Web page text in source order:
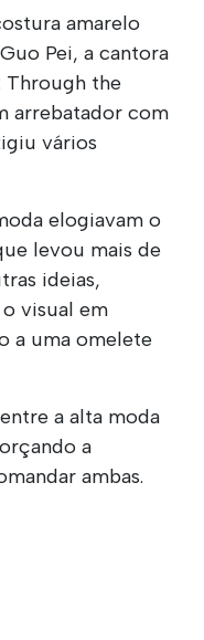
amarelo
Pei, a cantora
Through the
arrebatador com
vários
elogiavam o
levou mais de
ideias,
visual em
a uma omelete
a alta moda
a
ambas.